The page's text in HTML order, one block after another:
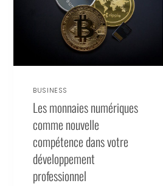
BUSINESS
Les monnaies numériques
comme nouvelle
compétence dans votre
développement
professionnel